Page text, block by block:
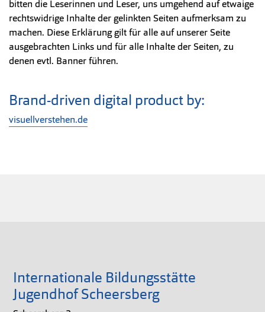
bitten die Leserinnen und Leser, uns umgehend auf etwaige
rechtswidrige Inhalte der gelinkten Seiten aufmerksam zu
machen. Diese Erklärung gilt für alle auf unserer Seite
ausgebrachten Links und für alle Inhalte der Seiten, zu
denen evtl. Banner führen.
Brand-driven digital product by:
visuellverstehen.de
Internationale Bildungsstätte
Jugendhof Scheersberg